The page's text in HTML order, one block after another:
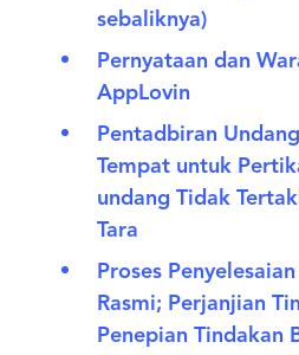
sebaliknya)
Pernyataan dan
AppLovin
Pentadbiran
Tempat untuk
undang Tidak
Tara
Proses
Rasmi; Perjanjian
Penepian Tindakan